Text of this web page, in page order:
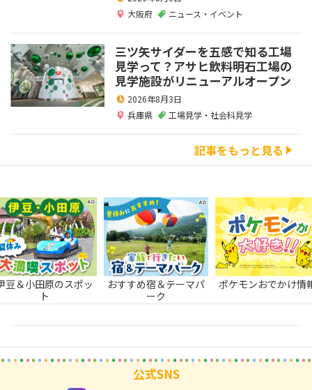
大阪府
ニュース・イベント
三ツ矢サイダーを五感で知る工場
見学って？アサヒ飲料明石工場の
見学施設がリニューアルオープン
2026年8月3日
兵庫県
工場見学・社会科見学
記事をもっと見る
豆＆小田原のスポッ
ト
おすすめ宿＆テーマパ
ーク
ポケモンおでかけ情
公式SNS